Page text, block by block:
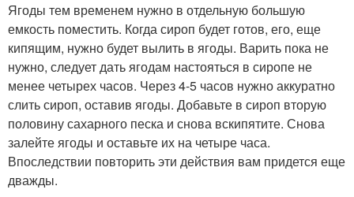
Ягоды тем временем нужно в отдельную большую
емкость поместить. Когда сироп будет готов, его, еще
кипящим, нужно будет вылить в ягоды. Варить пока не
нужно, следует дать ягодам настояться в сиропе не
менее четырех часов. Через 4-5 часов нужно аккуратно
слить сироп, оставив ягоды. Добавьте в сироп вторую
половину сахарного песка и снова вскипятите. Снова
залейте ягоды и оставьте их на четыре часа.
Впоследствии повторить эти действия вам придется еще
дважды.